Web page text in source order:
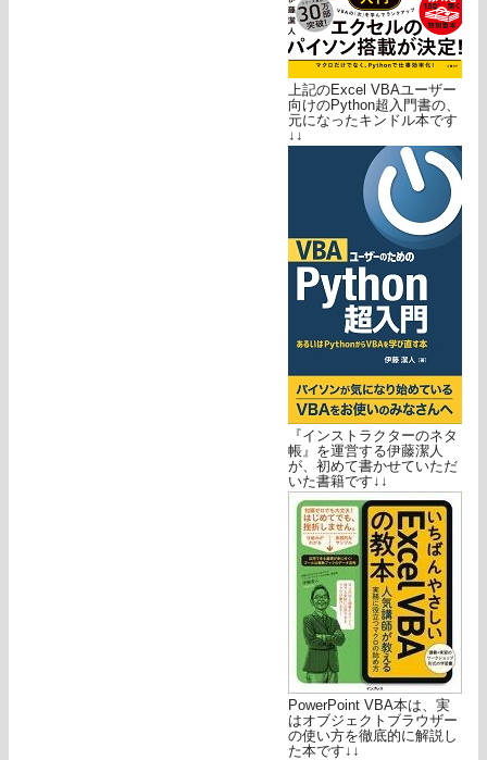
上記のExcel VBAユーザー
向けのPython超入門書の、
元になったキンドル本です
↓↓
『インストラクターのネタ
帳』を運営する伊藤潔人
が、初めて書かせていただ
いた書籍です↓↓
PowerPoint VBA本は、実
はオブジェクトブラウザー
の使い方を徹底的に解説し
た本です↓↓